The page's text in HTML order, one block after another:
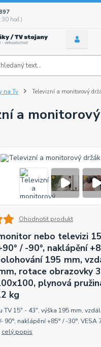
hod.)
na Tv Televizní a monitorový
a
Ohodnotit produkt
nebo televizi
/ -90°, naklápění
195 mm,
rotace obrazovky
plynová
kg
TV 15" - 43", výška 195 mm,
90°, naklápění +85° / -30°, VESA
celý popis